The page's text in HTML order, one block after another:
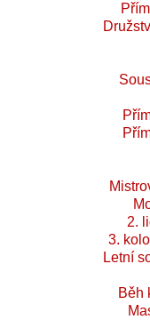
2.
3.
Letní
Běh